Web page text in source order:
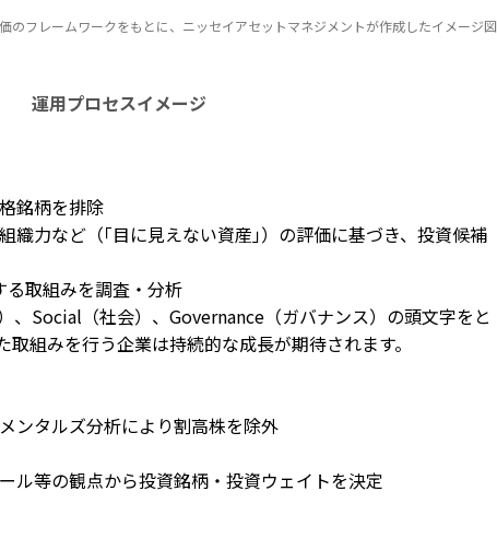
のフレームワークをもとに、ニッセイアセットマネジメントが作成したイメージ図
運用プロセスイメージ
銘柄を排除
織力など（｢目に見えない資産｣）の評価に基づき、投資候補
る取組みを調査・分析
Social（社会）、Governance（ガバナンス）の頭文字をと
取組みを行う企業は持続的な成長が期待されます。
ンタルズ分析により割高株を除外
ル等の観点から投資銘柄・投資ウェイトを決定